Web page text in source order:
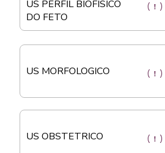
US PERFIL BIOFISICO
DO FETO
US MORFOLOGICO
US OBSTETRICO